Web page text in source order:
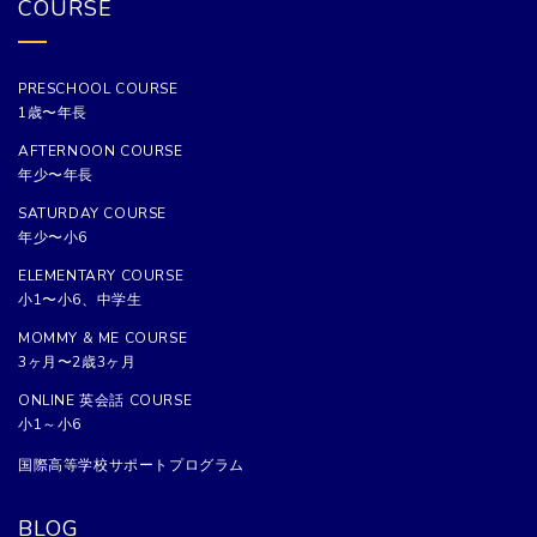
COURSE
PRESCHOOL COURSE
1歳〜年長
AFTERNOON COURSE
年少〜年長
SATURDAY COURSE
年少〜小6
ELEMENTARY COURSE
小1〜小6、中学生
MOMMY & ME COURSE
3ヶ月〜2歳3ヶ月
ONLINE 英会話 COURSE
小1～小6
国際高等学校サポートプログラム
BLOG